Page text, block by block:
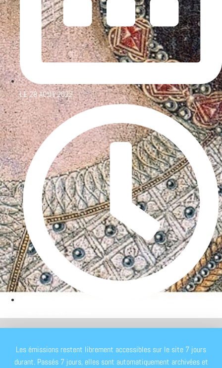
LE28 AOÛT 2022
Les émissions restent librement accessibles sur le site 7 jours
durant. Passés 7 jours, elles sont automatiquement archivées et